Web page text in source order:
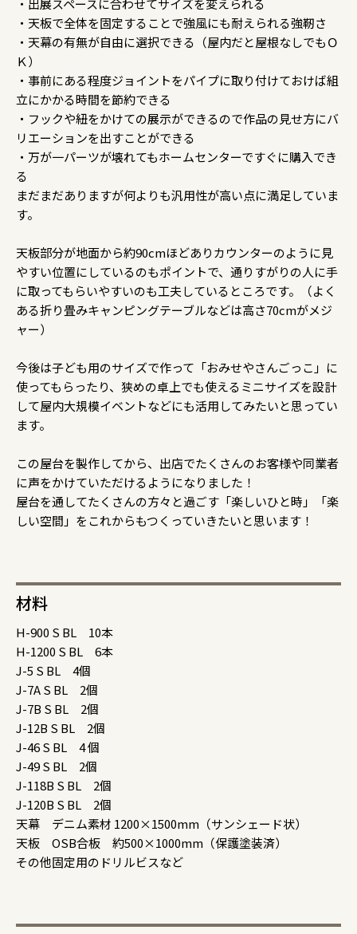
・出展スペースに合わせてサイズを変えられる
・天板で全体を固定することで強風にも耐えられる強靭さ
・天幕の有無が自由に選択できる（屋内だと屋根なしでもＯ
Ｋ）
・事前にある程度ジョイントをパイプに取り付けておけば組
立にかかる時間を節約できる
・フックや紐をかけての展示ができるので作品の見せ方にバ
リエーションを出すことができる
・万が一パーツが壊れてもホームセンターですぐに購入でき
る
まだまだありますが何よりも汎用性が高い点に満足していま
す。
天板部分が地面から約90cmほどありカウンターのように見
やすい位置にしているのもポイントで、通りすがりの人に手
に取ってもらいやすいのも工夫しているところです。（よく
ある折り畳みキャンピングテーブルなどは高さ70cmがメジ
ャー）
今後は子ども用のサイズで作って「おみせやさんごっこ」に
使ってもらったり、狭めの卓上でも使えるミニサイズを設計
して屋内大規模イベントなどにも活用してみたいと思ってい
ます。
この屋台を製作してから、出店でたくさんのお客様や同業者
に声をかけていただけるようになりました！
屋台を通してたくさんの方々と過ごす「楽しいひと時」「楽
しい空間」をこれからもつくっていきたいと思います！
材料
H-900 S BL 10本
H-1200 S BL 6本
J-5 S BL 4個
J-7A S BL 2個
J-7B S BL 2個
J-12B S BL 2個
J-46 S BL 4 個
J-49 S BL 2個
J-118B S BL 2個
J-120B S BL 2個
天幕 デニム素材 1200×1500mm（サンシェード状）
天板 OSB合板 約500×1000mm（保護塗装済）
その他固定用のドリルビスなど